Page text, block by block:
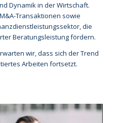
Dynamik in der Wirtschaft.
Transaktionen sowie
die
Beratungsleistung fördern.
wir, dass sich der Trend
Arbeiten fortsetzt.